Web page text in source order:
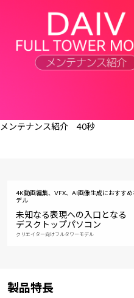
メンテナンス紹介 40秒
4K動画編集、VFX、AI画像生成におすす
デル
未知なる表現への入口となる
デスクトップパソコン
クリエイター向けフルタワーモデル
製品特長